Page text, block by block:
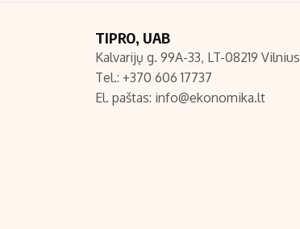
TIPRO, UAB
Kalvarijų g. 99A-33, LT-08219 Vilnius
Tel.: +370 606 17737
El. paštas: info@ekonomika.lt